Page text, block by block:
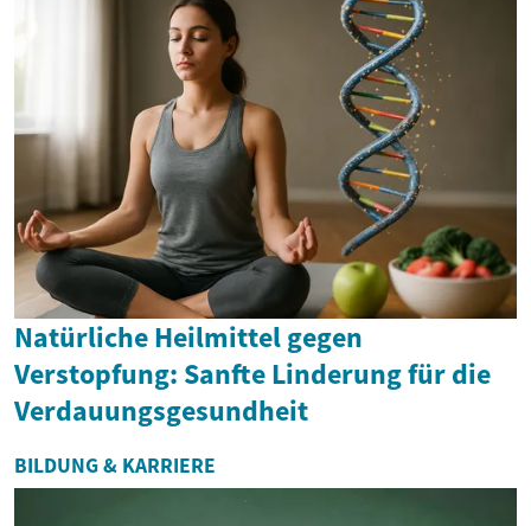
Natürliche Heilmittel gegen
Verstopfung: Sanfte Linderung für die
Verdauungsgesundheit
BILDUNG & KARRIERE